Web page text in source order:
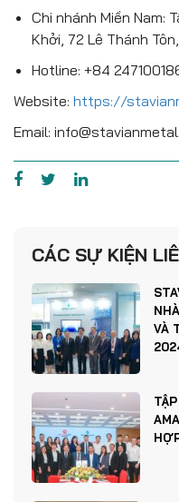
Chi nhánh Miền Nam:
Khởi, 72 Lê Thánh
Hotline: +84
Website: https://
Email:
CÁC SỰ KIỆN
VÀ